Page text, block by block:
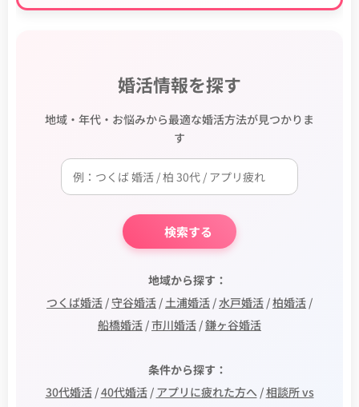
婚活情報を探す
地域・年代・お悩みから最適な婚活方法が見つかりま
す
🔍 検索する
📍 地域から探す：
つくば婚活 /守谷婚活 / 土浦婚活 /水戸婚活 /柏婚活 /
船橋婚活 /市川婚活 /鎌ヶ谷婚活
🎯 条件から探す：
30代婚活/40代婚活/ アプリに疲れた方へ/相談所 vs